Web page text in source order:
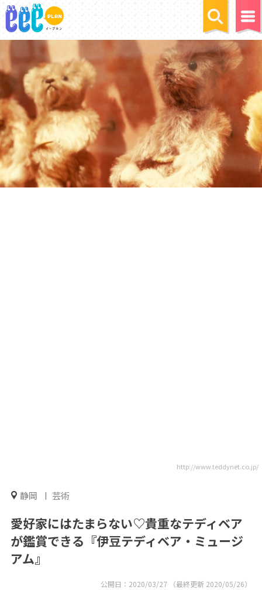
http://www.teddynet.co.jp/
静岡 芸術
愛好家にはたまらない♡貴重なテディベア
が鑑賞できる『伊豆テディベア・ミュージ
アム』
公開日： 2020/03/27 （最終更新 2020/05/26）